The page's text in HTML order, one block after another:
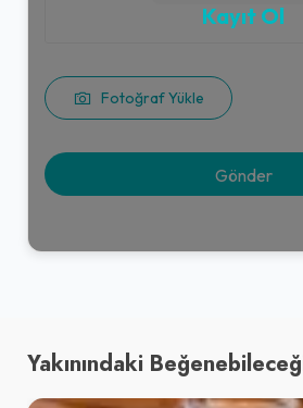
Fotoğraf Yükle
Kayıt Ol
Yakınındaki